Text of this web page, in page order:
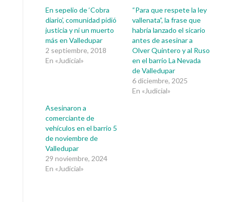
En sepelio de ‘Cobra
diario’, comunidad pidió
justicia y ni un muerto
más en Valledupar
2 septiembre, 2018
En «Judicial»
“Para que respete la ley
vallenata”, la frase que
habría lanzado el sicario
antes de asesinar a
Olver Quintero y al Ruso
en el barrio La Nevada
de Valledupar
6 diciembre, 2025
En «Judicial»
Asesinaron a
comerciante de
vehículos en el barrio 5
de noviembre de
Valledupar
29 noviembre, 2024
En «Judicial»